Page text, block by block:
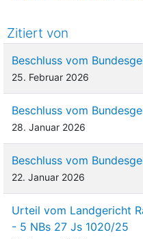
Zitiert von
Beschluss vom
25. Februar 2026
Beschluss vom
28. Januar 2026
Beschluss vom
22. Januar 2026
Urteil vom Landgericht
- 5 NBs 27 Js 1020/25